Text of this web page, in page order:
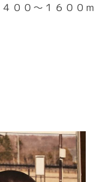
４００〜１６００m